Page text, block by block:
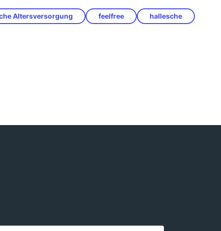
Altersversorgung feelfree hallesche